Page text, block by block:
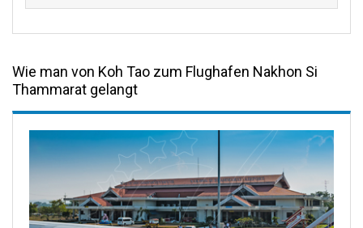
Wie man von Koh Tao zum Flughafen Nakhon Si
Thammarat gelangt